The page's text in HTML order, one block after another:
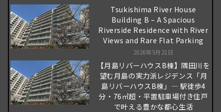
Tsukishima River House
Building B – A Spacious
Riverside Residence with River
Views and Rare Flat Parking
2026年5月21日
【月島リバーハウスB棟】隅田川を
望む月島の実力派レジデンス「月
島リバーハウスB棟」― 駅徒歩4
分・76㎡超・平置駐車場付き住戸
で叶える豊かな都心生活